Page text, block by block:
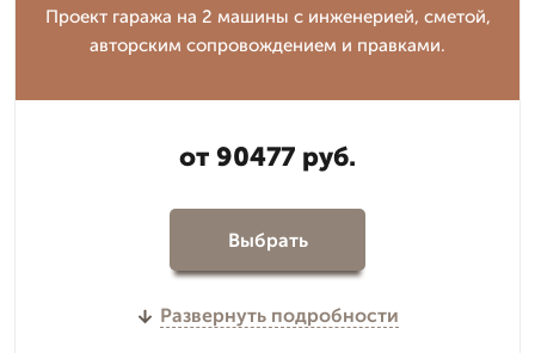
Проект гаража на 2 машины с инженерией, сметой,
авторским сопровождением и правками.
от 90477 руб.
Выбрать
Развернуть подробности